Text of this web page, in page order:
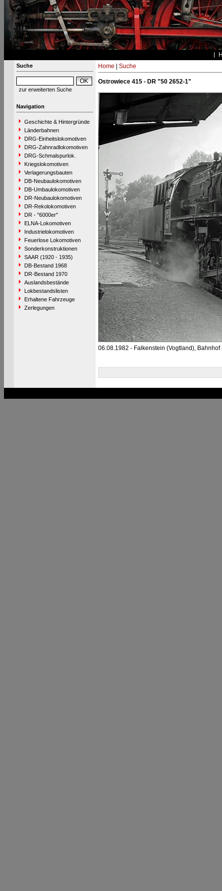
Suche
zur erweiterten Suche
Navigation
Geschichte & Hintergründe
Länderbahnen
DRG-Einheitslokomotiven
DRG-Zahnradlokomotiven
DRG-Schmalspurlok.
Kriegslokomotiven
Verlagerungsbauten
DB-Neubaulokomotiven
DB-Umbaulokomotiven
DR-Neubaulokomotiven
DR-Rekolokomotiven
DR - "6000er"
ELNA-Lokomotiven
Industrielokomotiven
Feuerlose Lokomotiven
Sonderkonstruktionen
SAAR (1920 - 1935)
DB-Bestand 1968
DR-Bestand 1970
Auslandsbestände
Lokbestandslisten
Erhaltene Fahrzeuge
Zerlegungen
Home Suche
Ostrowiece 415 - DR "50 2652-1"
06.08.1982 - Falkenstein (Vogtland), Bahnhof